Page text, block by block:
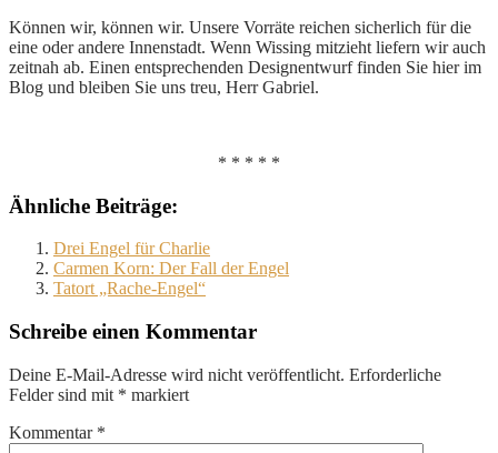
Können wir, können wir. Unsere Vorräte reichen sicherlich für die
eine oder andere Innenstadt. Wenn Wissing mitzieht liefern wir auch
zeitnah ab. Einen entsprechenden Designentwurf finden Sie hier im
Blog und bleiben Sie uns treu, Herr Gabriel.
* * * * *
Ähnliche Beiträge:
Drei Engel für Charlie
Carmen Korn: Der Fall der Engel
Tatort „Rache-Engel“
Schreibe einen Kommentar
Deine E-Mail-Adresse wird nicht veröffentlicht. Erforderliche
Felder sind mit * markiert
Kommentar *